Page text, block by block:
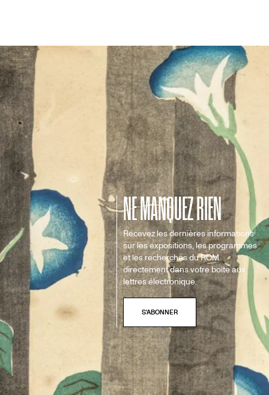
NE MANQUEZ RIEN
Recevez les dernières informations
sur les expositions, les programmes
et les recherches du ROM
directement dans votre boîte aux
lettres électronique.